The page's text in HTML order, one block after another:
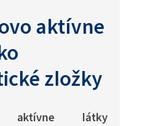
aktívne
zložky
aktívne látky